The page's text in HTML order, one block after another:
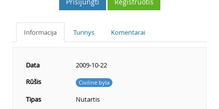
Informacija Turinys Komentarai
Data
2009-10-22
Rūšis
Civilinė byla
Tipas
Nutartis